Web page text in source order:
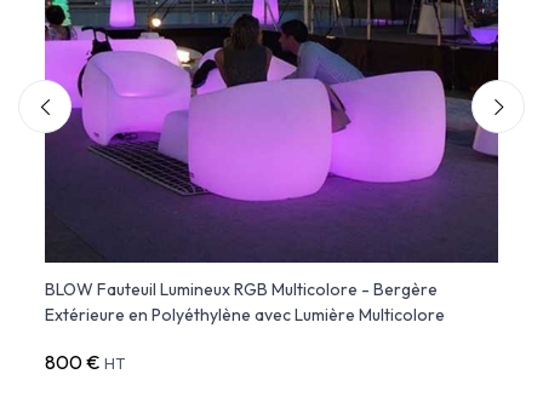
BLOW Fauteuil Lumineux RGB Multicolore - Bergère
Extérieure en Polyéthylène avec Lumière Multicolore
800 € HT